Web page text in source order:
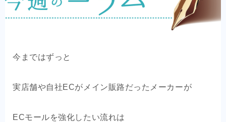
OEM商品×Yahoo!
OEM商品×楽天
今まではずっと
実店舗や自社ECがメイン販路だったメーカーが
ECモールを強化したい流れは